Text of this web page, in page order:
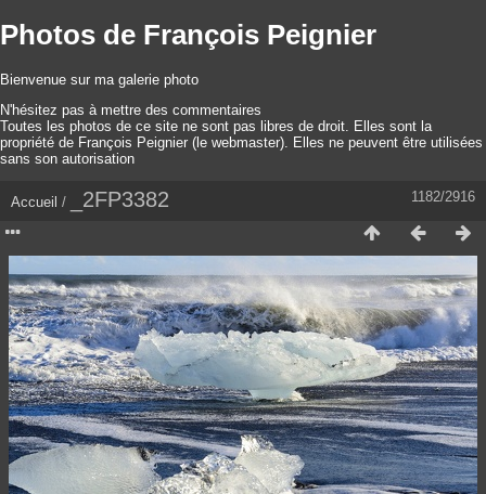
Photos de François Peignier
Bienvenue sur ma galerie photo
N'hésitez pas à mettre des commentaires
Toutes les photos de ce site ne sont pas libres de droit. Elles sont la
propriété de François Peignier (le webmaster). Elles ne peuvent être utilisées
sans son autorisation
1182/2916
Accueil / _2FP3382